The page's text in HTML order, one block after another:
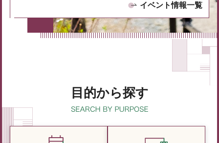
イベント情報一覧
目的から探す